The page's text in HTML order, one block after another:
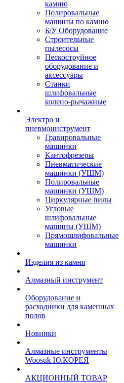
камню
Полировальные
машины по камню
Б/У Оборудование
Строительные
пылесосы
Пескоструйное
оборудование и
аксессуары
Станки
шлифовальные
колено-рычажные
Электро и
пневмоинструмент
Гравировальные
машинки
Кантофрезеры
Пневматические
машинки (УШМ)
Полировальные
машинки (УШМ)
Циркулярные пилы
Угловые
шлифовальные
машины (УШМ)
Прямошлифовальные
машинки
Изделия из камня
Алмазный инструмент
Оборудование и
расходники для каменных
полов
Новинки
Алмазные инструменты
Woosuk Ю.КОРЕЯ
АКЦИОННЫЙ ТОВАР